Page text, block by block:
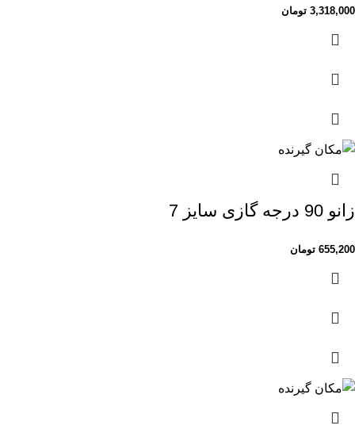
3,318,000 تومان
زانو 90 درجه گازی سایز 7
655,200 تومان